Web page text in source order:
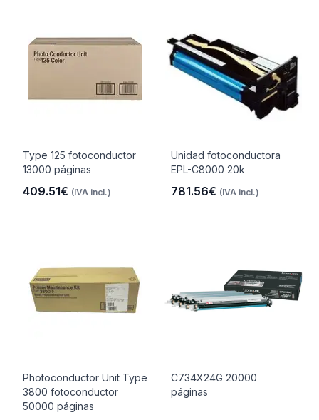
Type 125 fotoconductor
13000 páginas
409.51€ (IVA incl.)
Unidad fotoconductora
EPL-C8000 20k
781.56€ (IVA incl.)
Photoconductor Unit Type
3800 fotoconductor
50000 páginas
C734X24G 20000
páginas